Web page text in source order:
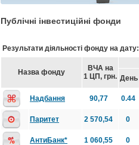
Публічні інвестиційні фонди
Результати діяльності фонду на дату:
Назва фонду
ВЧА на
1 ЦП, грн. День
Надбання
90,77 0.44
Паритет
2 570,54 0
АнтиБанк*
1 060,55 0